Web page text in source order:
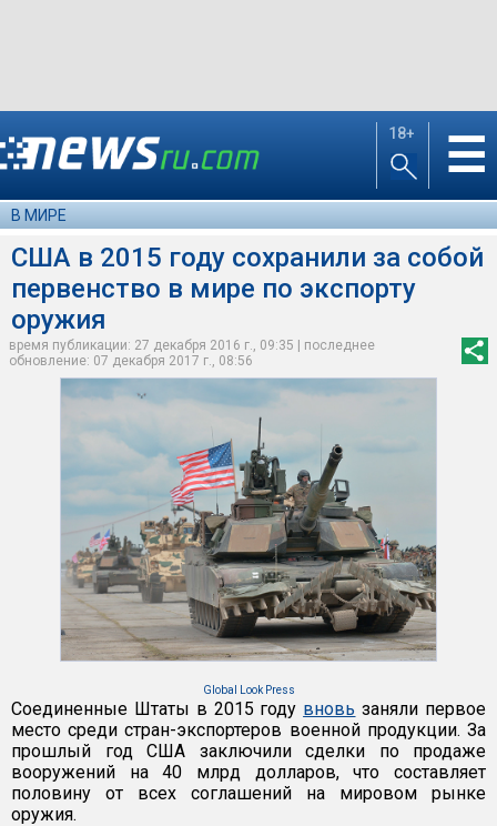
18+ ☰
В МИРЕ
США в 2015 году сохранили за собой
первенство в мире по экспорту
оружия
время публикации: 27 декабря 2016 г., 09:35 | последнее
обновление: 07 декабря 2017 г., 08:56
Global Look Press
Соединенные Штаты в 2015 году вновь заняли первое
место среди стран-экспортеров военной продукции. За
прошлый год США заключили сделки по продаже
вооружений на 40 млрд долларов, что составляет
половину от всех соглашений на мировом рынке
оружия.